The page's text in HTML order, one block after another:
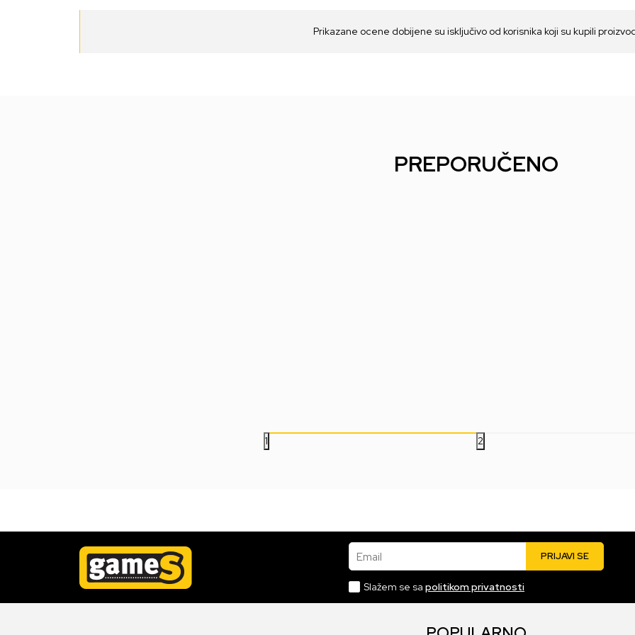
Prikazane ocene dobijene su isključivo od korisnika koji su kupili
PREPORUČENO
1 2
Email PRIJAVI SE
Slažem se sa politikom privatnosti